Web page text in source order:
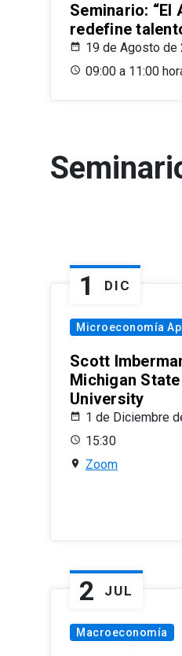
Seminario:
redefine
19 de Agosto de
09:00 a 11:00
1 DIC
Microeconomía
Scott
Michigan State
University
1 de Diciembre
15:30
Zoom
2 JUL
Macroeconomía